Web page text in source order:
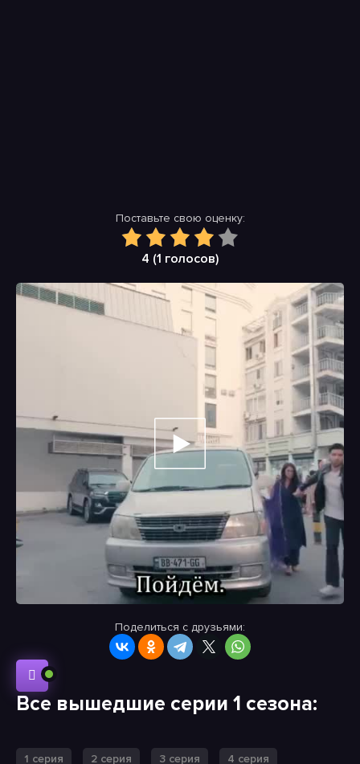
Поставьте свою оценку:
4 (1 голосов)
Поделиться с друзьями:
Все вышедшие серии 1 сезона:
1 серия 2 серия 3 серия 4 серия